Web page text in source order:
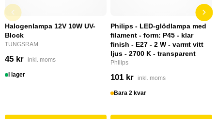
Halogenlampa 12V 10W UV-
Block
TUNGSRAM
45 kr inkl. moms
I lager
Philips - LED-glödlampa med
filament - form: P45 - klar
finish - E27 - 2 W - varmt vitt
ljus - 2700 K - transparent
Philips
101 kr inkl. moms
Bara 2 kvar